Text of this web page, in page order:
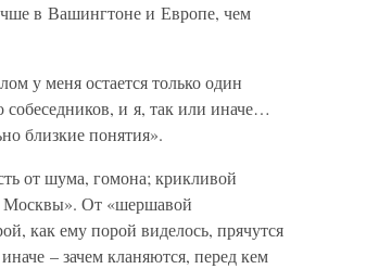
в Вашингтоне и Европе, чем
у меня остается только один
и я, так или иначе…
близкие понятия».
от шума, гомона; крикливой
Москвы». От «шершавой
как ему порой виделось, прячутся
– зачем кланяются, перед кем